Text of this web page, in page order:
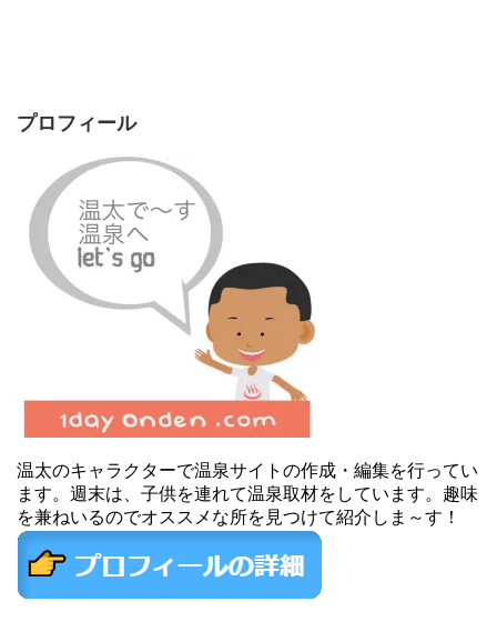
プロフィール
温太のキャラクターで温泉サイトの作成・編集を行ってい
ます。週末は、子供を連れて温泉取材をしています。趣味
を兼ねいるのでオススメな所を見つけて紹介しま～す！